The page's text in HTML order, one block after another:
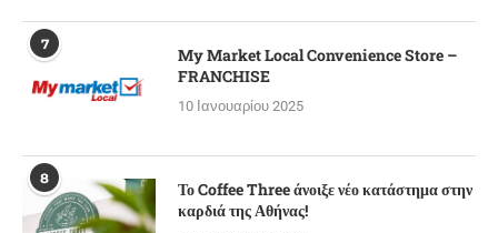
7
My Market Local Convenience Store –
FRANCHISE
10 Ιανουαρίου 2025
8
Το Coffee Three άνοιξε νέο κατάστημα στην
καρδιά της Αθήνας!